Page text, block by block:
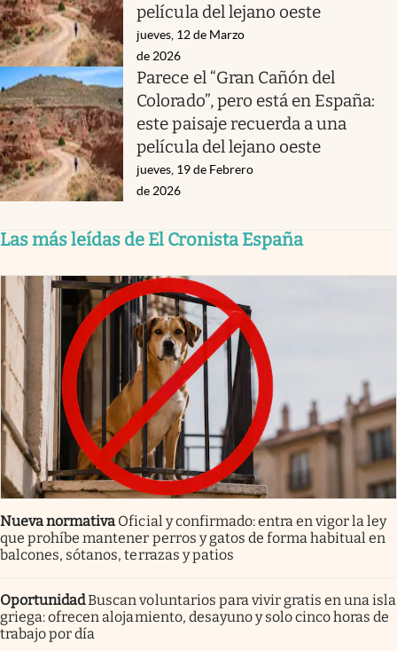
película del lejano oeste
jueves, 12 de Marzo
de 2026
Parece el “Gran Cañón del
Colorado”, pero está en España:
este paisaje recuerda a una
película del lejano oeste
jueves, 19 de Febrero
de 2026
Las más leídas de El Cronista España
Nueva normativa Oficial y confirmado: entra en vigor la ley
que prohíbe mantener perros y gatos de forma habitual en
balcones, sótanos, terrazas y patios
OportunidadBuscan voluntarios para vivir gratis en una isla
griega: ofrecen alojamiento, desayuno y solo cinco horas de
trabajo por día